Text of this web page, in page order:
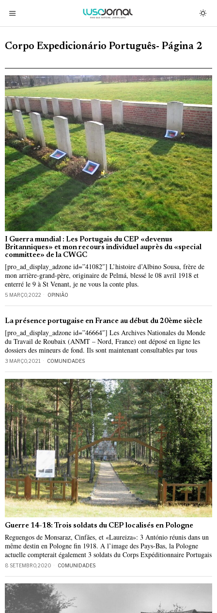
Corpo Expedicionário Português- Página 2
I Guerra mundial : Les Portugais du CEP «devenus
Britanniques» et mon recours individuel auprès du «special
committee» de la CWGC
[pro_ad_display_adzone id=”41082″] L’histoire d’Albino Sousa, frère de
mon arrière-grand-père, originaire de Pelmá, blessé le 08 avril 1918 et
enterré le 9 à St Venant, je ne vous la conte plus.
5 MARÇO, 2022 OPINIÃO
La présence portugaise en France au début du 20ème siècle
[pro_ad_display_adzone id=”46664″] Les Archives Nationales du Monde
du Travail de Roubaix (ANMT – Nord, France) ont déposé en ligne les
dossiers des mineurs de fond. Ils sont maintenant consultables par tous
3 MARÇO, 2021 COMUNIDADES
Guerre 14-18: Trois soldats du CEP localisés en Pologne
Reguengos de Monsaraz, Cinfães, et «Laureiza»: 3 António réunis dans un
même destin en Pologne fin 1918. A l’image des Pays-Bas, la Pologne
actuelle compterait également 3 soldats du Corps Expéditionnaire Portugais
8 SETEMBRO, 2020 COMUNIDADES